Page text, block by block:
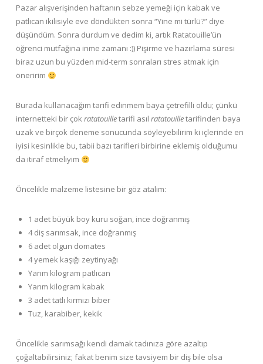
Pazar alışverişinden haftanın sebze yemeği için kabak ve
patlıcan ikilisiyle eve döndükten sonra “Yine mi türlü?” diye
düşündüm. Sonra durdum ve dedim ki, artık Ratatouille’ün
öğrenci mutfağına inme zamanı :)) Pişirme ve hazırlama süresi
biraz uzun bu yüzden mid-term sonraları stres atmak için
öneririm
Burada kullanacağım tarifi edinmem baya çetrefilli oldu; çünkü
internetteki bir çokratatouilletarifi asıl ratatouilletarifinden baya
uzak ve birçok deneme sonucunda söyleyebilirim ki içlerinde en
iyisi kesinlikle bu, tabii bazı tarifleri birbirine eklemiş olduğumu
da itiraf etmeliyim
Öncelikle malzeme listesine bir göz atalım:
1 adet büyük boy kuru soğan, ince doğranmış
4 diş sarımsak, ince doğranmış
6 adet olgun domates
4 yemek kaşığı zeytinyağı
Yarım kilogram patlıcan
Yarım kilogram kabak
3 adet tatlı kırmızı biber
Tuz, karabiber, kekik
Öncelikle sarımsağı kendi damak tadınıza göre azaltıp
çoğaltabilirsiniz; fakat benim size tavsiyem bir diş bile olsa